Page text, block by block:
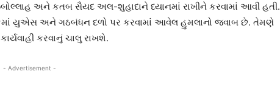
અને કતબ સૈયદ અલ-શુહાદાને ધ્યાનમાં રાખીને કરવામાં આવી હતી.
યુએસ અને ગઠબંધન દળો પર કરવામાં આવેલ હુમલાનો જવાબ છે. તેમણે
કરવાનું ચાલુ રાખશે.
- Advertisement -